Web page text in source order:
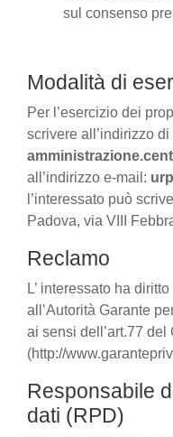
sul consenso
Modalità di
Per l’esercizio dei
scrivere all’indirizzo
all’indirizzo e-mail:
l’interessato può
Padova, via VIII
Reclamo
L’ interessato ha
all’Autorità Garante
ai sensi dell’art.77 del
(http://
Responsabile
dati (RPD)